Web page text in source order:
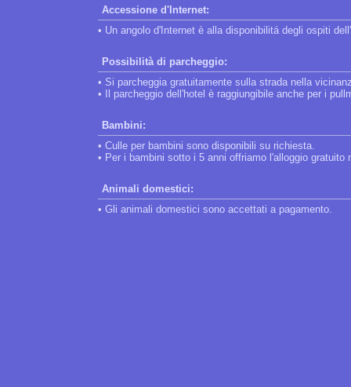
Accessione d'Internet:
• Un angolo d'Internet è alla disponibilitá degli ospiti
Possibilità di parcheggio:
• Si parcheggia gratuitamente sulla strada nella
• Il parcheggio dell'hotel è raggiungibile anche per i
Bambini:
• Culle per bambini sono disponibili su richiesta.
• Per i bambini sotto i 5 anni offriamo l'alloggio gratuito
Animali domestici:
• Gli animali domestici sono accettati a pagamento.